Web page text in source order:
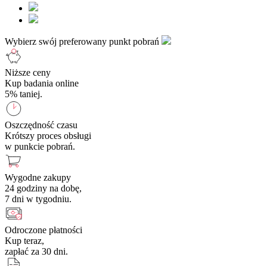
Wybierz swój preferowany punkt pobrań
Niższe ceny
Kup badania online
5% taniej.
Oszczędność czasu
Krótszy proces obsługi
w punkcie pobrań.
Wygodne zakupy
24 godziny na dobę,
7 dni w tygodniu.
Odroczone płatności
Kup teraz,
zapłać za 30 dni.